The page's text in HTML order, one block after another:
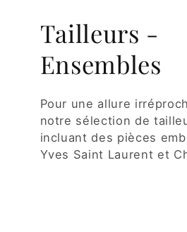
Tailleurs -
Ensembles
Pour une allure
notre sélection de
incluant des pièces
Yves Saint Laurent et